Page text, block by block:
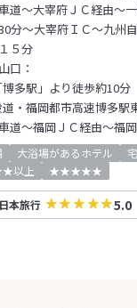
道～大宰府ＪＣ経由～
分～大宰府ＩＣ～九州
５分
口：
多駅」より徒歩約10分
・福岡都市高速博多駅
道～福岡ＪＣ経由～福
大浴場があるホテル
以上
★★★★★
日本旅行 5.0